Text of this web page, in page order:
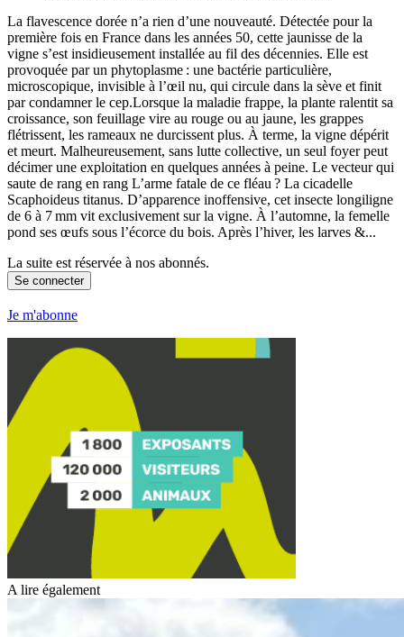
La flavescence dorée n’a rien d’une nouveauté. Détectée pour la
première fois en France dans les années 50, cette jaunisse de la
vigne s’est insidieusement installée au fil des décennies. Elle est
provoquée par un phytoplasme : une bactérie particulière,
microscopique, invisible à l’œil nu, qui circule dans la sève et finit
par condamner le cep.Lorsque la maladie frappe, la plante ralentit sa
croissance, son feuillage vire au rouge ou au jaune, les grappes
flétrissent, les rameaux ne durcissent plus. À terme, la vigne dépérit
et meurt. Malheureusement, sans lutte collective, un seul foyer peut
décimer une exploitation en quelques années à peine. Le vecteur qui
saute de rang en rang L’arme fatale de ce fléau ? La cicadelle
Scaphoideus titanus. D’apparence inoffensive, cet insecte longiligne
de 6 à 7 mm vit exclusivement sur la vigne. À l’automne, la femelle
pond ses œufs sous l’écorce du bois. Après l’hiver, les larves &...
La suite est réservée à nos abonnés.
Se connecter
Je m'abonne
A lire également